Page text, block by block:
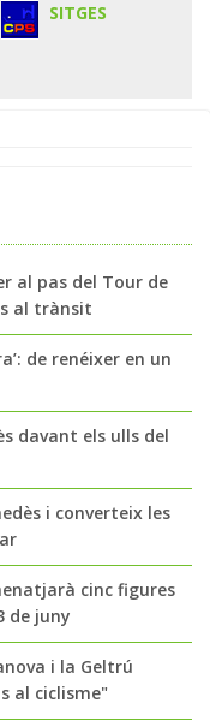
SITGES
al pas del Tour de
al trànsit
de renéixer en un
davant els ulls del
i converteix les
cinc figures
de juny
i la Geltrú
al ciclisme"